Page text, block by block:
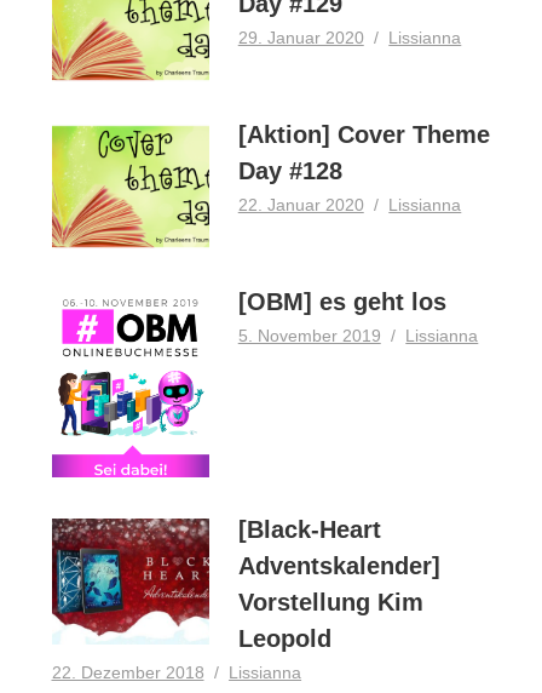
29. Januar 2020 Lissianna
[Aktion] Cover Theme
Day #128
22. Januar 2020 Lissianna
[OBM] es geht los
5. November 2019 Lissianna
[Black-Heart
Adventskalender]
Vorstellung Kim
Leopold
22. Dezember 2018 Lissianna